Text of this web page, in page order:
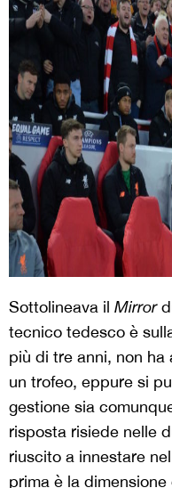
Sottolineava il Mirror
tecnico tedesco è
più di tre anni, non
un trofeo, eppure si
gestione sia
risposta risiede nelle
riuscito a innestare
prima è la dimensione